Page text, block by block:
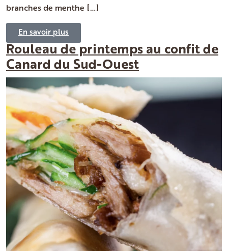
branches de menthe […]
En savoir plus
Rouleau de printemps au confit de
Canard du Sud-Ouest